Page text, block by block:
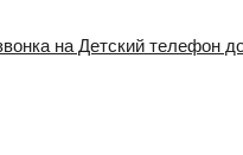
на Детский телефон